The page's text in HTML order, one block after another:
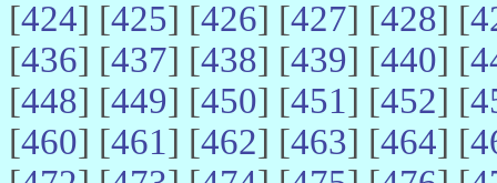
[424] [425] [426] [427] [428] [
[436] [437] [438] [439] [440] [
[448] [449] [450] [451] [452] [
[460] [461] [462] [463] [464] [